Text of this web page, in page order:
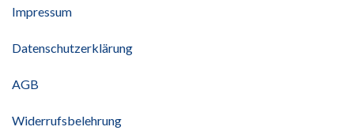
Impressum
Datenschutzerklärung
AGB
Widerrufsbelehrung